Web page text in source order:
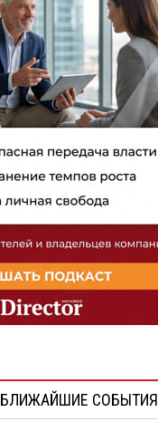
БЛИЖАЙШИЕ СОБЫТИЯ